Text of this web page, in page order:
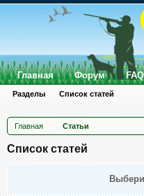
Главная Статьи
Список статей
Главная Форум FAQ
Разделы Список статей